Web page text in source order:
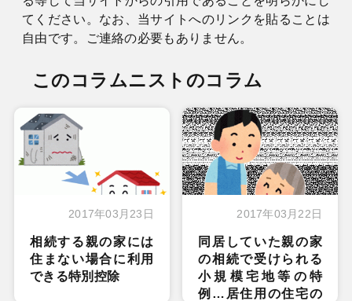
てください。なお、当サイトへのリンクを貼ることは
自由です。ご連絡の必要もありません。
このコラムニストのコラム
2017年03月23日
相続する親の家には
住まない場合に利用
できる特別控除
2017年03月22日
同居していた親の家
の相続で受けられる
小規模宅地等の特
例…居住用の住宅の